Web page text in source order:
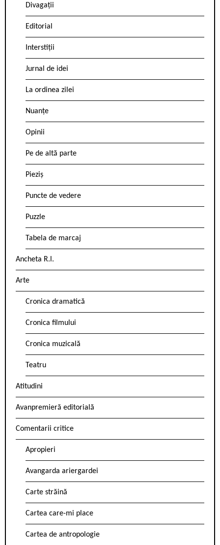
Divagații
Editorial
Interstiții
Jurnal de idei
La ordinea zilei
Nuanțe
Opinii
Pe de altă parte
Pieziș
Puncte de vedere
Puzzle
Tabela de marcaj
Ancheta R.l.
Arte
Cronica dramatică
Cronica filmului
Cronica muzicală
Teatru
Atitudini
Avanpremieră editorială
Comentarii critice
Apropieri
Avangarda ariergardei
Carte străină
Cartea care-mi place
Cartea de antropologie